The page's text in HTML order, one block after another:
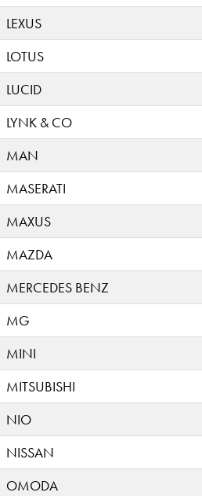
LEXUS
LOTUS
LUCID
LYNK & CO
MAN
MASERATI
MAXUS
MAZDA
MERCEDES BENZ
MG
MINI
MITSUBISHI
NIO
NISSAN
OMODA